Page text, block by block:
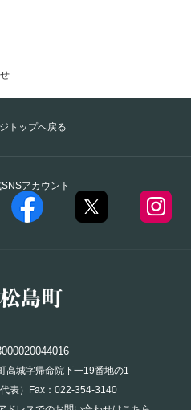
アカウント
トップへ戻る
高城字帰命院下一19番地の1
表）Fax：022-354-3140